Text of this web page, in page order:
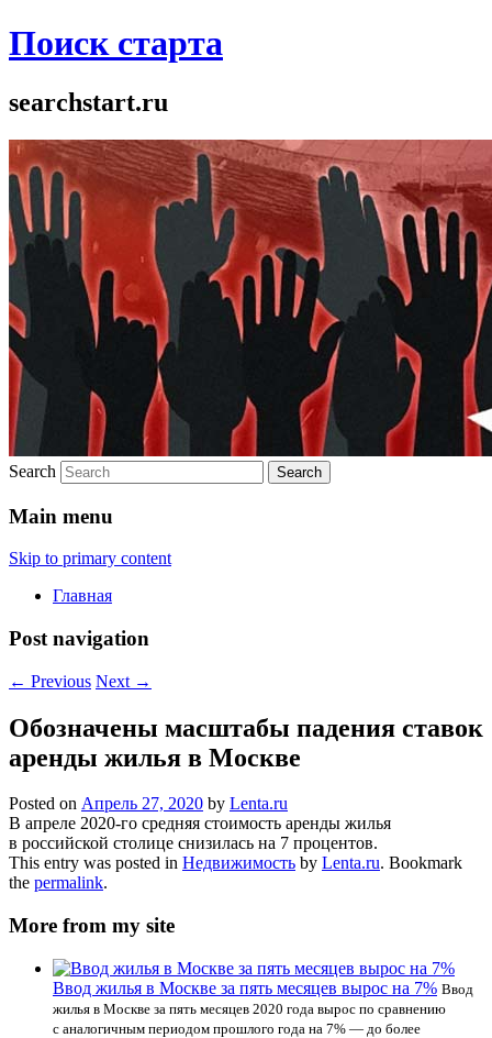
Поиск старта
searchstart.ru
Search
Main menu
Skip to primary content
Главная
Post navigation
← Previous Next →
Обозначены масштабы падения ставок
аренды жилья в Москве
Posted on Апрель 27, 2020 by Lenta.ru
В апреле 2020-го средняя стоимость аренды жилья
в российской столице снизилась на 7 процентов.
This entry was posted in Недвижимость by Lenta.ru. Bookmark
the permalink.
More from my site
Ввод жилья в Москве за пять месяцев вырос на 7% Ввод
жилья в Москве за пять месяцев 2020 года вырос по сравнению
с аналогичным периодом прошлого года на 7% — до более